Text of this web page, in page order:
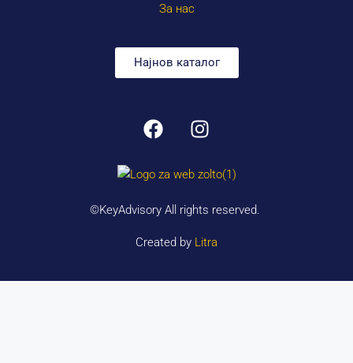
За нас
Најнов каталог
©KeyAdvisory All rights reserved.
Created by Litra